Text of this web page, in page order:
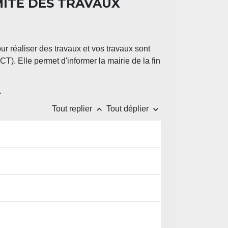
DES TRAVAUX
réaliser des travaux et vos travaux sont
Elle permet d'informer la mairie de la fin
Tout replier keyboard_arrow_up Tout déplier keyboard_arrow_down